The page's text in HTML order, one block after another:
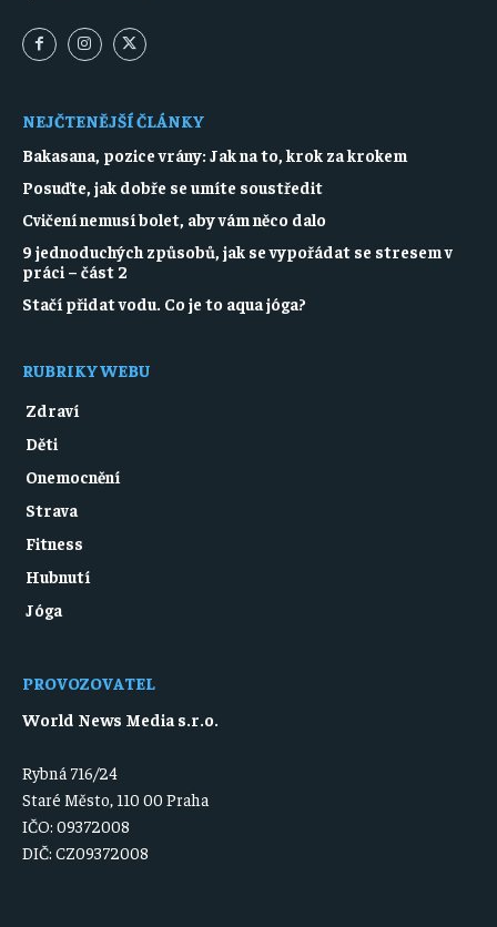
NEJČTENĚJŠÍ ČLÁNKY
Bakasana, pozice vrány: Jak na to, krok za krokem
Posuďte, jak dobře se umíte soustředit
Cvičení nemusí bolet, aby vám něco dalo
9 jednoduchých způsobů, jak se vypořádat se stresem v
práci – část 2
Stačí přidat vodu. Co je to aqua jóga?
RUBRIKY WEBU
Zdraví
Děti
Onemocnění
Strava
Fitness
Hubnutí
Jóga
PROVOZOVATEL
World News Media s.r.o.
Rybná 716/24
Staré Město, 110 00 Praha
IČO: 09372008
DIČ: CZ09372008